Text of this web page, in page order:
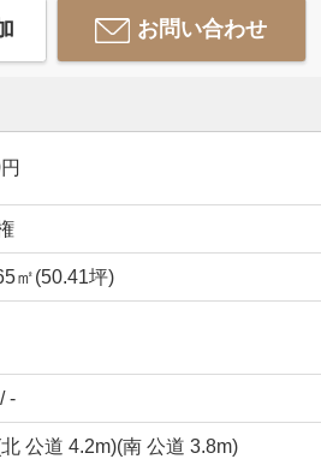
お問い合わせ
㎡(50.41坪)
-
公道 4.2m)(南 公道 3.8m)